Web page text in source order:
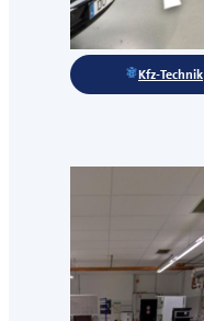
Kfz-Technik